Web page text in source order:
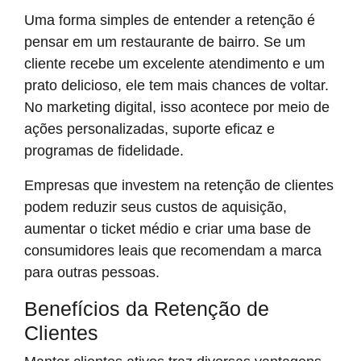
Uma forma simples de entender a retenção é
pensar em um restaurante de bairro. Se um
cliente recebe um excelente atendimento e um
prato delicioso, ele tem mais chances de voltar.
No marketing digital, isso acontece por meio de
ações personalizadas, suporte eficaz e
programas de fidelidade.
Empresas que investem na retenção de clientes
podem reduzir seus custos de aquisição,
aumentar o ticket médio e criar uma base de
consumidores leais que recomendam a marca
para outras pessoas.
Benefícios da Retenção de
Clientes